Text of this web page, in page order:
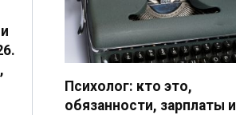
Психолог: кто это,
обязанности, зарплаты и